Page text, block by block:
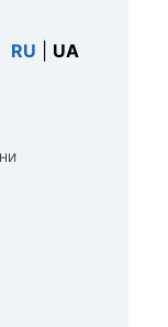
RU UA